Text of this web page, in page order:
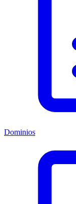
Dominios